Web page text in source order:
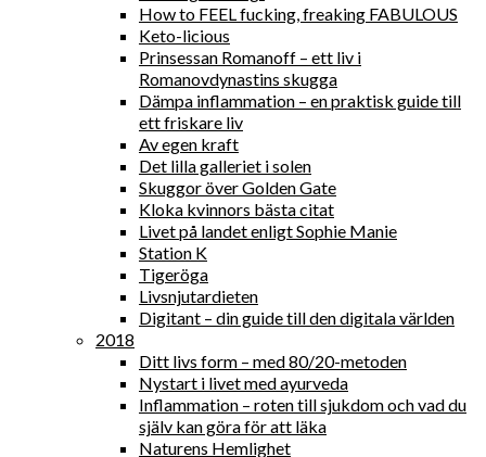
How to FEEL fucking, freaking FABULOUS
Keto-licious
Prinsessan Romanoff – ett liv i
Romanovdynastins skugga
Dämpa inflammation – en praktisk guide till
ett friskare liv
Av egen kraft
Det lilla galleriet i solen
Skuggor över Golden Gate
Kloka kvinnors bästa citat
Livet på landet enligt Sophie Manie
Station K
Tigeröga
Livsnjutardieten
Digitant – din guide till den digitala världen
2018
Ditt livs form – med 80/20-metoden
Nystart i livet med ayurveda
Inflammation – roten till sjukdom och vad du
själv kan göra för att läka
Naturens Hemlighet